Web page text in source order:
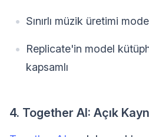
Sınırlı müzik üretimi
Replicate'in model
kapsamlı
4. Together AI: Açık